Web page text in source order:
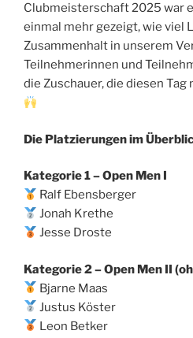
Clubmeisterschaft 2025 war
einmal mehr gezeigt, wie viel
Zusammenhalt in unserem
Teilnehmerinnen und
die Zuschauer, die diesen
Die Platzierungen im
Kategorie 1 – Open Men I
Ralf Ebensberger
Jonah Krethe
Jesse Droste
Kategorie 2 – Open Men II
Bjarne Maas
Justus Köster
Leon Betker